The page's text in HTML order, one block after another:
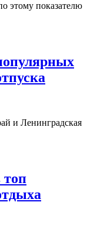
этому показателю
и Ленинградская
топ